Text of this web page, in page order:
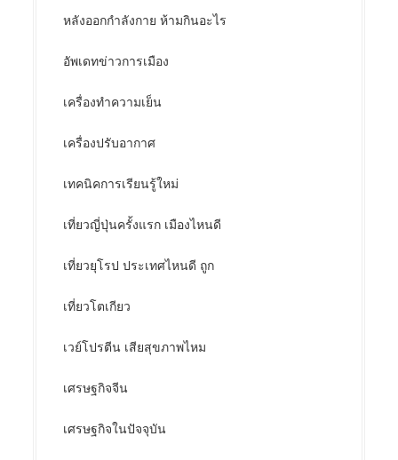
หลังออกกําลังกาย ห้ามกินอะไร
อัพเดทข่าวการเมือง
เครื่องทำความเย็น
เครื่องปรับอากาศ
เทคนิคการเรียนรู้ใหม่
เที่ยวญี่ปุ่นครั้งแรก เมืองไหนดี
เที่ยวยุโรป ประเทศไหนดี ถูก
เที่ยวโตเกียว
เวย์โปรตีน เสียสุขภาพไหม
เศรษฐกิจจีน
เศรษฐกิจในปัจจุบัน